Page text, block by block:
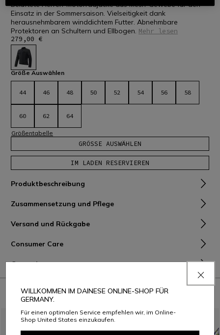
Belüftete Herren-Motorradjacke aus Mesh-Gewebe für den
Einsatz in der Sommersaison. Vielseitigkeit dank
herausnehmbarem winddichtem Futter. Abnehmbare
Protektoren an Schultern und Ellbogen. Mehr lesen
279,00 €
ausgewählt
Größe Auswählen
44 46 48 50 52 54 56 58
60 62 64
Größentabelle
GRÖSSE AUSWÄHLEN
IM LADEN RESERVIEREN
Produktbeschreibung
Zusammensetzung und Pflege
Versand und Rückgabe
Consumer Care
Garantie
KOMBINIEREN MIT
WILLKOMMEN IM DAINESE ONLINE-SHOP FÜR
GERMANY.
Für einen optimalen Service empfehlen wir, im Online-
Shop United States einzukaufen.